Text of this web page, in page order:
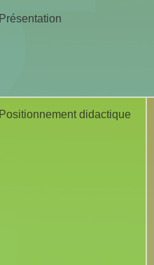
Présentation
Positionnement didactique